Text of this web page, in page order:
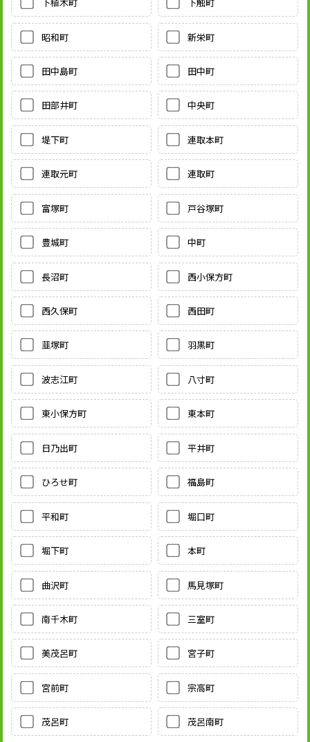
昭和町 新栄町
田中島町 田中町
田部井町 中央町
堤下町 連取本町
連取元町 連取町
富塚町 戸谷塚町
豊城町 中町
長沼町 西小保方町
西久保町 西田町
韮塚町 羽黒町
波志江町 八寸町
東小保方町 東本町
日乃出町 平井町
ひろせ町 福島町
平和町 堀口町
堀下町 本町
曲沢町 馬見塚町
南千木町 三室町
美茂呂町 宮子町
宮前町 宗高町
茂呂町 茂呂南町